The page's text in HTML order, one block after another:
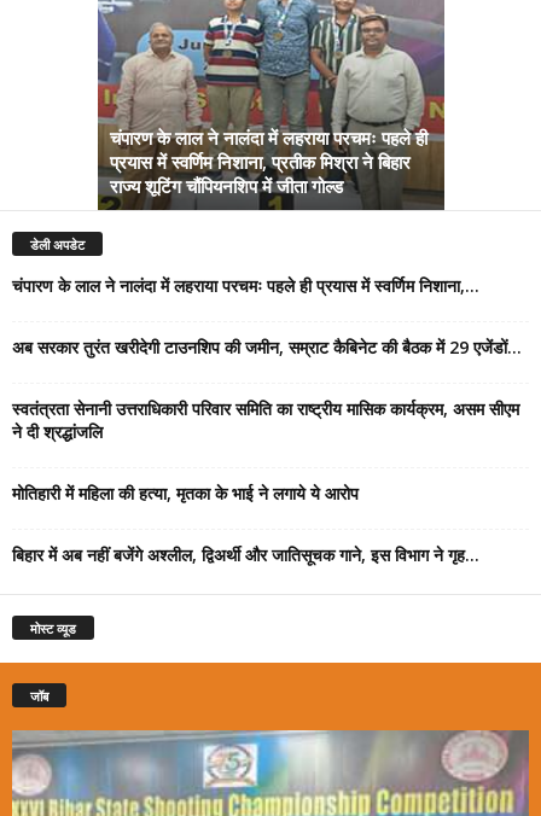
चंपारण के लाल ने नालंदा में लहराया परचमः पहले ही
प्रयास में स्वर्णिम निशाना, प्रतीक मिश्रा ने बिहार
राज्य शूटिंग चौंपियनशिप में जीता गोल्ड
डेली अपडेट
चंपारण के लाल ने नालंदा में लहराया परचमः पहले ही प्रयास में स्वर्णिम निशाना,...
अब सरकार तुरंत खरीदेगी टाउनशिप की जमीन, सम्राट कैबिनेट की बैठक में 29 एजेंडों...
स्वतंत्रता सेनानी उत्तराधिकारी परिवार समिति का राष्ट्रीय मासिक कार्यक्रम, असम सीएम
ने दी श्रद्धांजलि
मोतिहारी में महिला की हत्या, मृतका के भाई ने लगाये ये आरोप
बिहार में अब नहीं बजेंगे अश्लील, द्विअर्थी और जातिसूचक गाने, इस विभाग ने गृह...
मोस्ट व्यूड
जॉब